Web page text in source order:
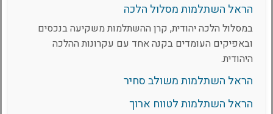
הראל השתלמות מסלול הלכה
במסלול הלכה יהודית, קרן ההשתלמות משקיעה בנכסים
ובאפיקים העומדים בקנה אחד עם עקרונות ההלכה
היהודית.
הראל השתלמות משולב סחיר
הראל השתלמות לטווח ארוך